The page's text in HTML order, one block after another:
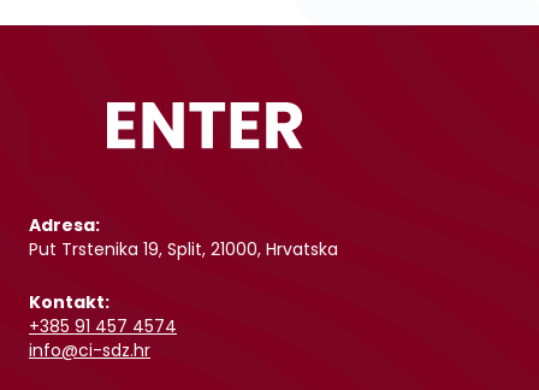
Adresa:
Put Trstenika 19, Split, 21000, Hrvatska
Kontakt:
+385 91 457 4574
info@ci-sdz.hr